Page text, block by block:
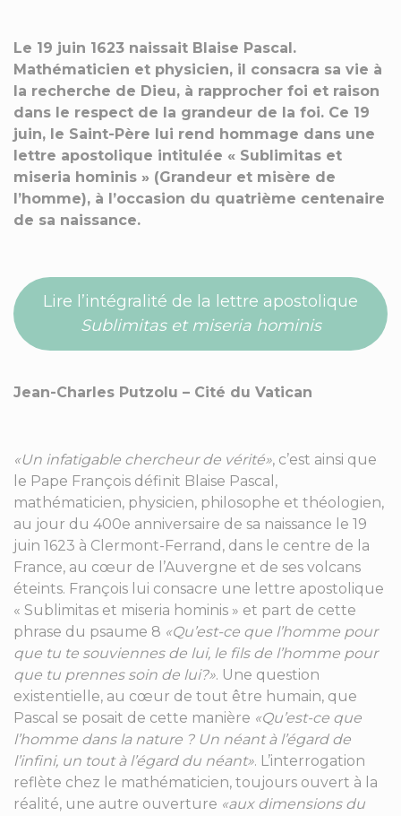
Le 19 juin 1623 naissait Blaise Pascal.
Mathématicien et physicien, il consacra sa vie à
la recherche de Dieu, à rapprocher foi et raison
dans le respect de la grandeur de la foi. Ce 19
juin, le Saint-Père lui rend hommage dans une
lettre apostolique intitulée « Sublimitas et
miseria hominis » (Grandeur et misère de
l’homme), à l’occasion du quatrième centenaire
de sa naissance.
Lire l’intégralité de la lettre apostolique
Sublimitas et miseria hominis
Jean-Charles Putzolu – Cité du Vatican
«Un infatigable chercheur de vérité», c’est ainsi que
le Pape François définit Blaise Pascal,
mathématicien, physicien, philosophe et théologien,
au jour du 400e anniversaire de sa naissance le 19
juin 1623 à Clermont-Ferrand, dans le centre de la
France, au cœur de l’Auvergne et de ses volcans
éteints. François lui consacre une lettre apostolique
« Sublimitas et miseria hominis » et part de cette
phrase du psaume 8 «Qu’est-ce que l’homme pour
que tu te souviennes de lui, le fils de l’homme pour
que tu prennes soin de lui?». Une question
existentielle, au cœur de tout être humain, que
Pascal se posait de cette manière «Qu’est-ce que
l’homme dans la nature ? Un néant à l’égard de
l’infini, un tout à l’égard du néant». L’interrogation
reflète chez le mathématicien, toujours ouvert à la
réalité, une autre ouverture «aux dimensions du